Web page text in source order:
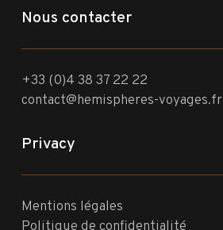
Nous contacter
+33 (0)4 38 37 22 22
contact@hemispheres-voyages.fr
Privacy
Mentions légales